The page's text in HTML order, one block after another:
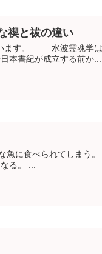
禊と祓の違い
ます。 水波霊魂学は
書紀が成立する前か...
魚に食べられてしま
る。 ...